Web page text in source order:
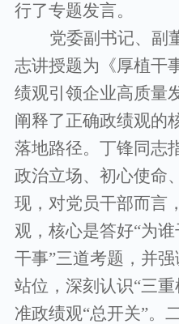
行了专题发言。
党委副书记、副
志讲授题为《厚植干
绩观引领企业高质量
阐释了正确政绩观的
落地路径。丁锋同志
政治立场、初心使命
现，对党员干部而言
观，核心是答好“为
干事”三道考题，并
站位，深刻认识“三
准政绩观“总开关”。